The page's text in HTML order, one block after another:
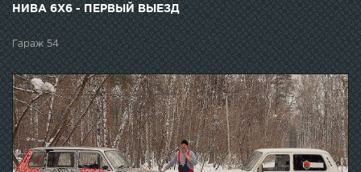
НИВА 6Х6 - ПЕРВЫЙ ВЫЕЗД
Гараж 54